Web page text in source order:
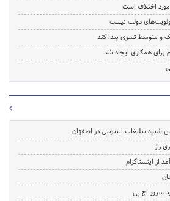
اختلاف است
دولت نیست
و متوسط تسری پیدا کند
برای همکاری ایجاد شد
شیوه تبلیغات اینترنتی در اصفهان
راز
از اینستاگرام